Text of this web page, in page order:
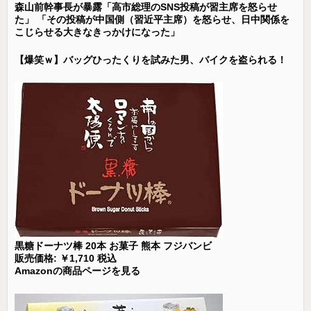
森山前幹事長が暴露「高市総理のSNS投稿が習主席を怒らせ
た」 「その投稿が中国側（習近平主席）を怒らせ、日中関係を
こじらせる大きなきっかけになった」
【爆笑ｗ】バッグひったくりを試みた男、バイクを盗られる！
黒糖ドーナツ棒 20本 お菓子 熊本 フジバンビ
販売価格: ￥1,710 税込
Amazonの商品ページを見る